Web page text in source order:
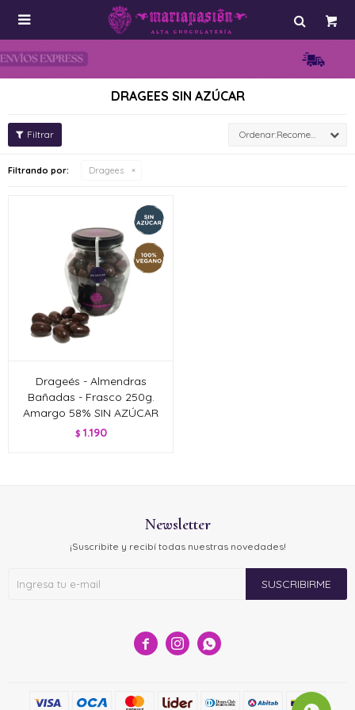

DRAGEES SIN AZÚCAR
Recomendados
Filtrando por: Dragees
Drageés - Almendras
Bañadas - Frasco 250g.
Amargo 58% SIN AZÚCAR
$ 1.190
  
Newsletter
¡Suscribite y recibí todas nuestras novedades!
SUSCRIBIRME